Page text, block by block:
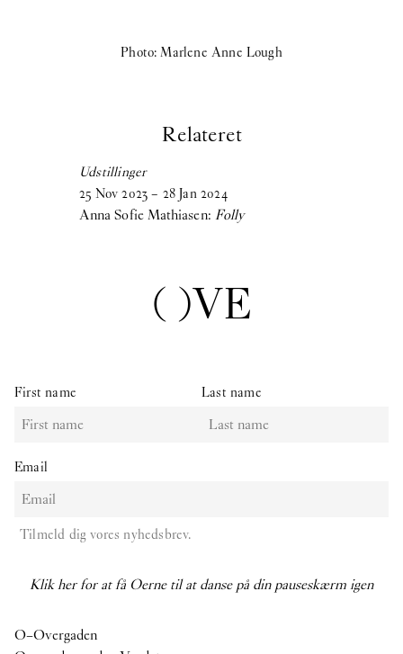
Photo: Marlene Anne Lough
Relateret
Udstillinger
25 Nov 2023 – 28 Jan 2024
Anna Sofie Mathiasen: Folly
( )VE
First name Last name
Email
Tilmeld dig vores nyhedsbrev.
Klik her for at få Oerne til at danse på din pauseskærm igen
O–Overgaden